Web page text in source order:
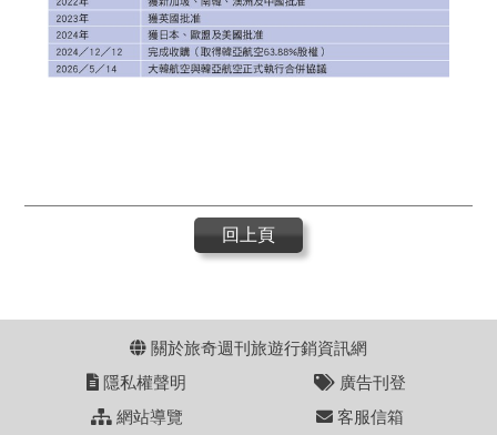
回上頁
關於旅奇週刊旅遊行銷資訊網
隱私權聲明
廣告刊登
網站導覽
客服信箱